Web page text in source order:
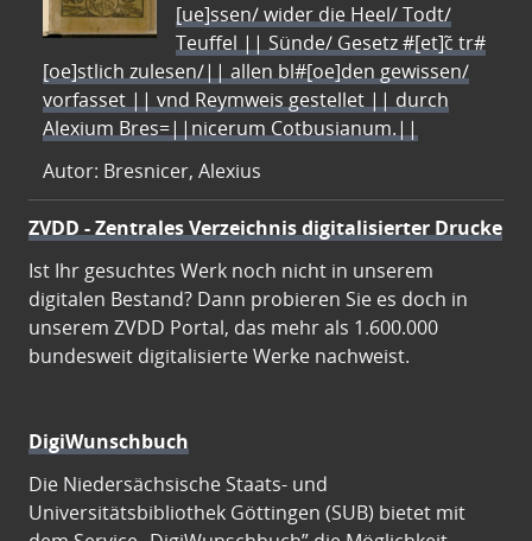
[ue]ssen/ wider die Heel/ Todt/
Teuffel || Sünde/ Gesetz #[et]c̃ tr#
[oe]stlich zulesen/|| allen bl#[oe]den gewissen/
vorfasset || vnd Reymweis gestellet || durch
Alexium Bres=||nicerum Cotbusianum.||
Autor: Bresnicer, Alexius
ZVDD - Zentrales Verzeichnis digitalisierter Drucke
Ist Ihr gesuchtes Werk noch nicht in unserem
digitalen Bestand? Dann probieren Sie es doch in
unserem ZVDD Portal, das mehr als 1.600.000
bundesweit digitalisierte Werke nachweist.
DigiWunschbuch
Die Niedersächsische Staats- und
Universitätsbibliothek Göttingen (SUB) bietet mit